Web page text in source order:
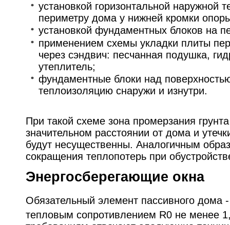
установкой горизонтальной наружной
периметру дома у нижней кромки
установкой фундаментных блоков на
применением схемы укладки плиты
через сэндвич: песчанная подушка,
утеплитель;
фундаментные блоки над
теплоизоляцию снаружи и изнутри.
При такой схеме зона промерзания
значительном расстоянии от дома и
будут несущественны. Аналогичным
сокращения теплопотерь при
Энергосберегающие окна
Обязательный элемент пассивного дома
тепловым сопротивлением R0 не менее